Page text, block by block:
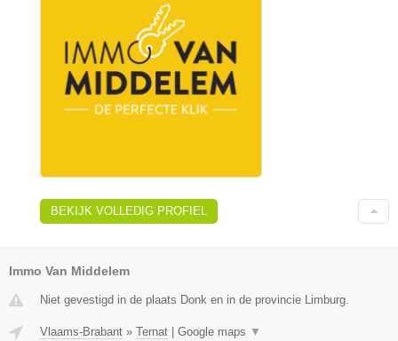
BEKIJK VOLLEDIG PROFIEL
Immo Van Middelem
Niet gevestigd in de plaats Donk en in de provincie Limburg.
Vlaams-Brabant » Ternat Google maps ▼